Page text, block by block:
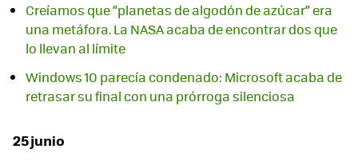
Creíamos que “planetas de algodón de azúcar” era
una metáfora. La NASA acaba de encontrar dos que
lo llevan al límite
Windows 10 parecía condenado: Microsoft acaba de
retrasar su final con una prórroga silenciosa
25 junio